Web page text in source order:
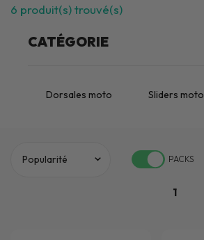
6 produit(s) trouvé(s)
CATÉGORIE
Dorsales moto Sliders moto
PACKS
1